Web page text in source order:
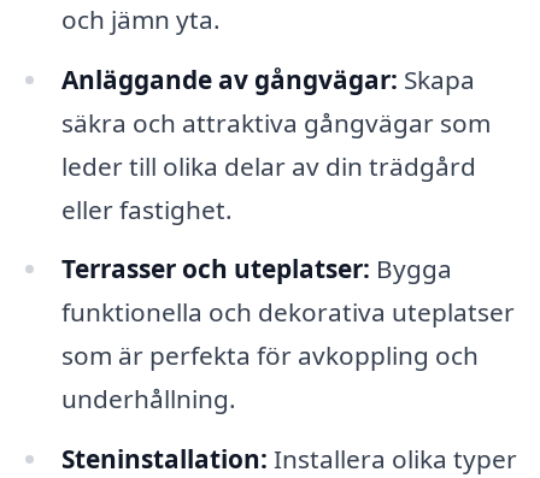
och jämn yta.
Anläggande av gångvägar: Skapa
säkra och attraktiva gångvägar som
leder till olika delar av din trädgård
eller fastighet.
Terrasser och uteplatser: Bygga
funktionella och dekorativa uteplatser
som är perfekta för avkoppling och
underhållning.
Steninstallation: Installera olika typer